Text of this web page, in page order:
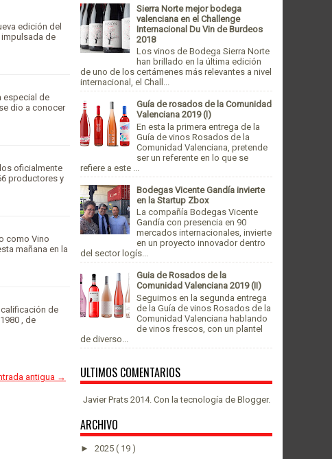
edición del
impulsada de
especial de
dio a conocer
oficialmente
productores y
como Vino
mañana en la
de
, de
antigua →
Sierra Norte mejor bodega
valenciana en el Challenge
Internacional Du Vin de Burdeos
2018
Los vinos de Bodega Sierra Norte
han brillado en la última edición
de uno de los certámenes más relevantes a nivel
internacional, el Chall...
Guía de rosados de la Comunidad
Valenciana 2019 (I)
En esta la primera entrega de la
Guía de vinos Rosados de la
Comunidad Valenciana, pretende
ser un referente en lo que se
refiere a este ...
Bodegas Vicente Gandía invierte
en la Startup Zbox
La compañía Bodegas Vicente
Gandía con presencia en 90
mercados internacionales, invierte
en un proyecto innovador dentro
del sector logís...
Guia de Rosados de la
Comunidad Valenciana 2019 (II)
Seguimos en la segunda entrega
de la Guía de vinos Rosados de la
Comunidad Valenciana hablando
de vinos frescos, con un plantel
de diverso...
ULTIMOS COMENTARIOS
Javier Prats 2014. Con la tecnología de Blogger.
ARCHIVO
► 2025 ( 19 )